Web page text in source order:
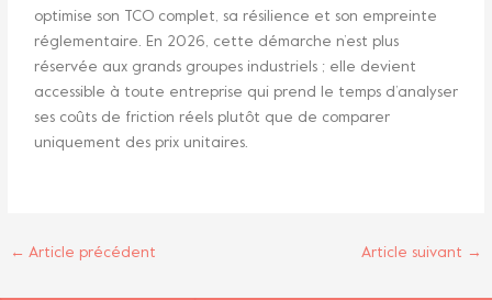
optimise son TCO complet, sa résilience et son empreinte
réglementaire. En 2026, cette démarche n’est plus
réservée aux grands groupes industriels ; elle devient
accessible à toute entreprise qui prend le temps d’analyser
ses coûts de friction réels plutôt que de comparer
uniquement des prix unitaires.
← Article précédent Article suivant →